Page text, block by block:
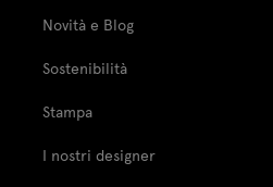
Novità e Blog
Sostenibilità
Stampa
I nostri designer